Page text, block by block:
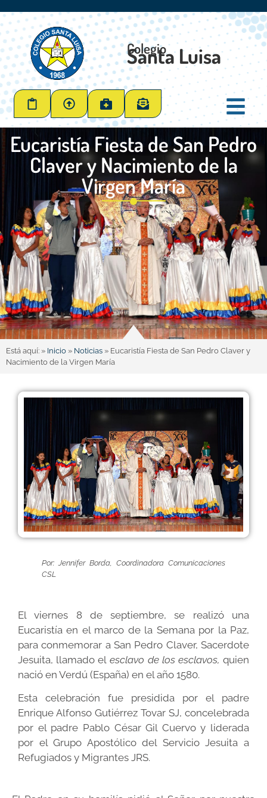
Colegio
Santa Luisa
Eucaristía Fiesta de San Pedro
Claver y Nacimiento de la
Virgen María
Está aquí: » Inicio » Noticias » Eucaristía Fiesta de San Pedro Claver y
Nacimiento de la Virgen María
Por: Jennifer Borda, Coordinadora Comunicaciones
CSL
El viernes 8 de septiembre, se realizó una
Eucaristía en el marco de la Semana por la Paz,
para conmemorar a San Pedro Claver, Sacerdote
Jesuita, llamado elesclavo de los esclavos,quien
nació en Verdú (España) en el año 1580.
Esta celebración fue presidida por el padre
Enrique Alfonso Gutiérrez Tovar SJ, concelebrada
por el padre Pablo César Gil Cuervo y liderada
por el Grupo Apostólico del Servicio Jesuita a
Refugiados y Migrantes JRS.